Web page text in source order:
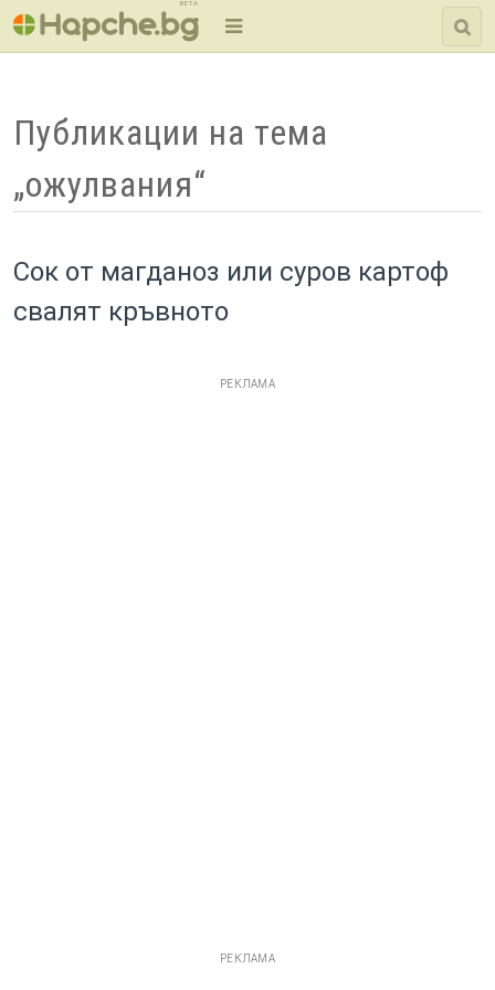
BETA
Публикации на тема
„ожулвания“
Сок от магданоз или суров картоф
свалят кръвното
РЕКЛАМА
РЕКЛАМА